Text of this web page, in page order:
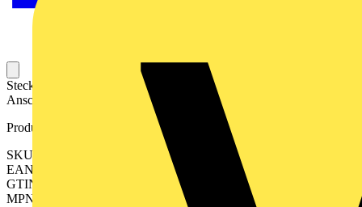
Steckbarer Leiterplatten-Anschluss mit innovatiever
Anschlusstechnologie für eine sichere und intuitive Handhabung.
Produktkennzeichen
SKU: 2549320000
EAN: 04050118558753
GTIN: 04050118558753
MPN: BVFL 7.62HP/02/180MF2 BCF/04R SN BK BX